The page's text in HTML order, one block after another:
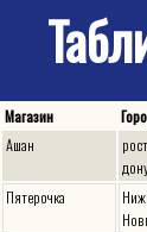
Магазин
Ашан
Пятерочка